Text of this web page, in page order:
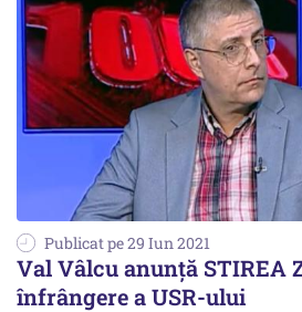
Publicat pe 29 Iun 2021
Val Vâlcu anunță STIREA
înfrângere a USR-ului